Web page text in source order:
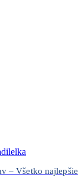
– Všetko najlepšie